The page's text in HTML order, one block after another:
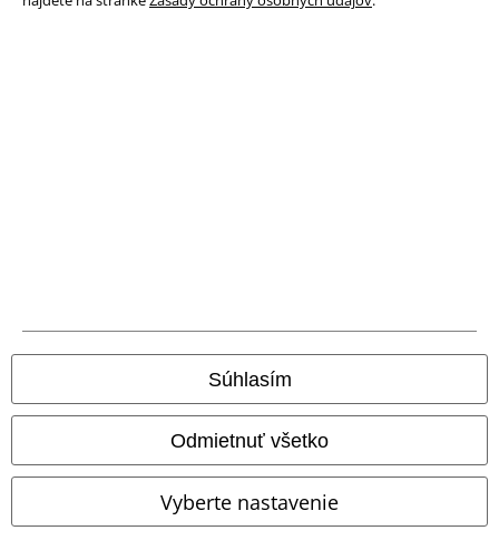
Súhlasím
Odmietnuť všetko
Vyberte nastavenie
Doprava